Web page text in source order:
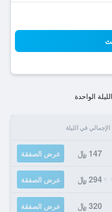
الواحدة
الإجمالي في الليلة
147 ﷼ عرض الصفقة
294 ﷼ عرض الصفقة
320 ﷼ عرض الصفقة